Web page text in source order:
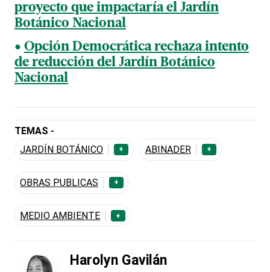
proyecto que impactaría el Jardín
Botánico Nacional
Opción Democrática rechaza intento
de reducción del Jardín Botánico
Nacional
TEMAS -
JARDÍN BOTÁNICO
+ ABINADER +
OBRAS PUBLICAS +
MEDIO AMBIENTE +
Harolyn Gavilán